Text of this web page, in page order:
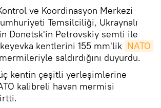
ve Koordinasyon Merkezi
Temsilciliği, Ukraynalı
Donetsk'in Petrovskiy semti ile
kentlerini 155 mm'lik NATO
saldırdığını duyurdu.
kentin çeşitli yerleşimlerine
kalibreli havan mermisi